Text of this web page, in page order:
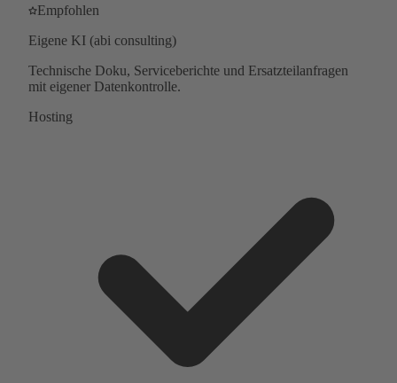
Empfohlen
Eigene KI (abi consulting)
Technische Doku, Serviceberichte und Ersatzteilanfragen
mit eigener Datenkontrolle.
Hosting